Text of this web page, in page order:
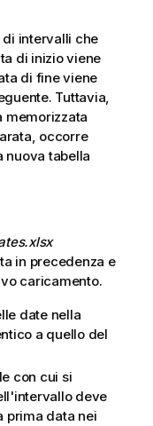
di intervalli che
di inizio viene
di fine viene
Tuttavia,
memorizzata
occorre
nuova tabella
in precedenza e
caricamento.
date nella
a quello del
con cui si
deve
prima data nei